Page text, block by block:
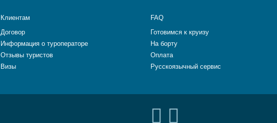
Клиентам
Договор
Информация о туроператоре
Отзывы туристов
Визы
FAQ
Готовимся к круизу
На борту
Оплата
Русскоязычный сервис